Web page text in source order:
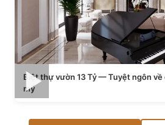
Biệt thự vườn 13 Tỷ — Tuyệt ngôn về
mỹ